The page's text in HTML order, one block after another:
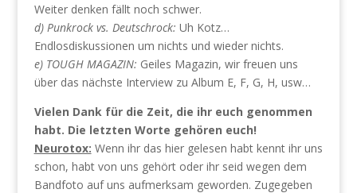
Weiter denken fällt noch schwer.
d) Punkrock vs. Deutschrock: Uh Kotz…
Endlosdiskussionen um nichts und wieder nichts.
e) TOUGH MAGAZIN: Geiles Magazin, wir freuen uns
über das nächste Interview zu Album E, F, G, H, usw…
Vielen Dank für die Zeit, die ihr euch genommen
habt. Die letzten Worte gehören euch!
Neurotox: Wenn ihr das hier gelesen habt kennt ihr uns
schon, habt von uns gehört oder ihr seid wegen dem
Bandfoto auf uns aufmerksam geworden. Zugegeben